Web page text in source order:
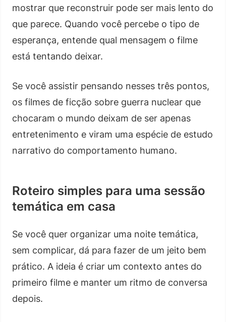
mostrar que reconstruir pode ser mais lento do
que parece. Quando você percebe o tipo de
esperança, entende qual mensagem o filme
está tentando deixar.
Se você assistir pensando nesses três pontos,
os filmes de ficção sobre guerra nuclear que
chocaram o mundo deixam de ser apenas
entretenimento e viram uma espécie de estudo
narrativo do comportamento humano.
Roteiro simples para uma sessão
temática em casa
Se você quer organizar uma noite temática,
sem complicar, dá para fazer de um jeito bem
prático. A ideia é criar um contexto antes do
primeiro filme e manter um ritmo de conversa
depois.